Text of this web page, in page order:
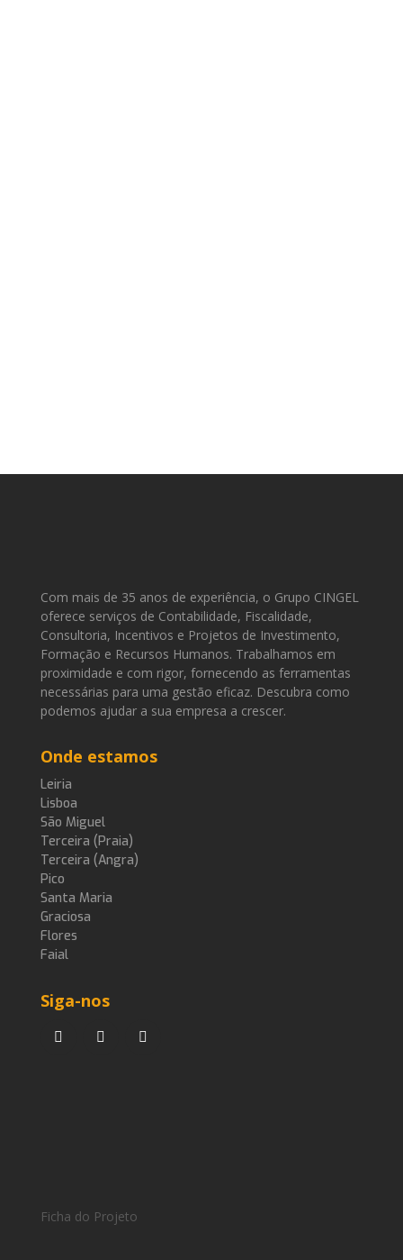
Com mais de 35 anos de experiência, o Grupo CINGEL
oferece serviços de Contabilidade, Fiscalidade,
Consultoria, Incentivos e Projetos de Investimento,
Formação e Recursos Humanos. Trabalhamos em
proximidade e com rigor, fornecendo as ferramentas
necessárias para uma gestão eficaz. Descubra como
podemos ajudar a sua empresa a crescer.
Onde estamos
Leiria
Lisboa
São Miguel
Terceira (Praia)
Terceira (Angra)
Pico
Santa Maria
Graciosa
Flores
Faial
Siga-nos
Ficha do Projeto